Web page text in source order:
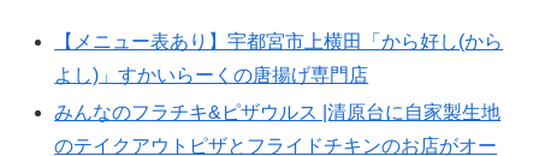
【メニュー表あり】宇都宮市上横田「から好し(から
よし)」すかいらーくの唐揚げ専門店
みんなのフラチキ&ピザウルス |清原台に自家製生地
のテイクアウトピザとフライドチキンのお店がオー